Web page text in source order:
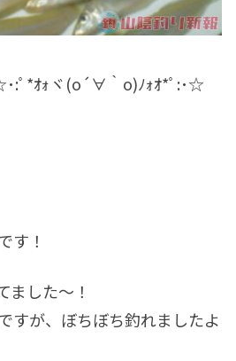
:ﾟ*ｵｫヾ(o´∀｀o)ﾉｫｵ*ﾟ:･☆
す！
ました～！
すが、ぼちぼち釣れましたよ